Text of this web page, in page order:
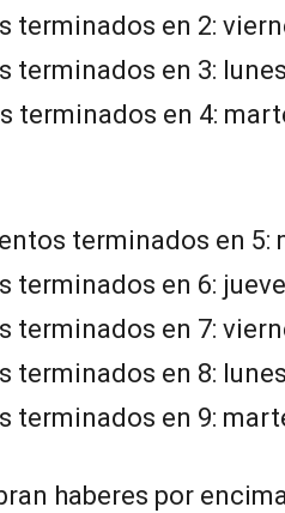
terminados en 2:
terminados en 3:
terminados en 4:
terminados en 5:
terminados en 6:
terminados en 7:
terminados en 8:
terminados en 9:
haberes por